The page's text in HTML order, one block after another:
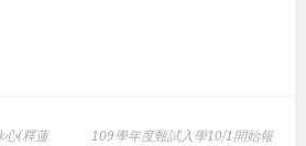
心(釋蓮
109學年度甄試入學10/1開始報